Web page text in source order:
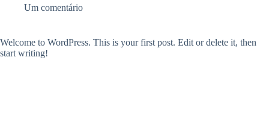
Um comentário
Welcome to WordPress. This is your first post. Edit or delete it, then
start writing!